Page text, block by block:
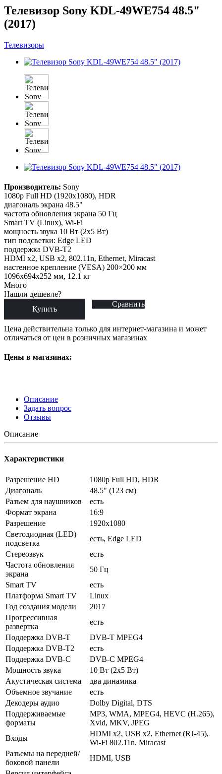
Телевизор Sony KDL-49WE754 48.5"
(2017)
Телевизоры
Производитель: Sony
1080p Full HD (1920x1080), HDR
диагональ экрана 48.5"
частота обновления экрана 50 Гц
Smart TV (Linux), Wi-Fi
мощность звука 10 Вт (2х5 Вт)
тип подсветки: Edge LED
поддержка DVB-T2
HDMI x2, USB x2, 802.11n, Ethernet, Miracast
настенное крепление (VESA) 200×200 мм
1096x694x252 мм, 12.1 кг
Много
Нашли дешевле?
Купить
Сравнить
Цена действительна только для интернет-магазина и может
отличаться от цен в розничных магазинах
Цены в магазинах:
Описание
Задать вопрос
Отзывы
Описание
Характеристики
Разрешение HD
1080p Full HD, HDR
Диагональ
48.5" (123 см)
Разъем для наушников
есть
Формат экрана
16:9
Разрешение
1920x1080
Светодиодная (LED)
подсветка
есть, Edge LED
Стереозвук
есть
Частота обновления
экрана
50 Гц
Smart TV
есть
Платформа Smart TV
Linux
Год создания модели
2017
Прогрессивная
развертка
есть
Поддержка DVB-T
DVB-T MPEG4
Поддержка DVB-T2
есть
Поддержка DVB-C
DVB-C MPEG4
Мощность звука
10 Вт (2х5 Вт)
Акустическая система
два динамика
Объемное звучание
есть
Декодеры аудио
Dolby Digital, DTS
Поддерживаемые
форматы
MP3, WMA, MPEG4, HEVC (H.265),
Xvid, MKV, JPEG
Входы
HDMI x2, USB x2, Ethernet (RJ-45),
Wi-Fi 802.11n, Miracast
Разъемы на передней/
боковой панели
HDMI, USB